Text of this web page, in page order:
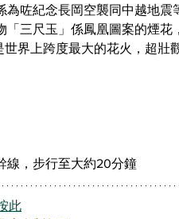
為咗紀念長岡空襲同中越地震
「三尺玉」係鳳凰圖案的煙花
界上跨度最大的花火，超壯
線，步行至大約20分鐘
此